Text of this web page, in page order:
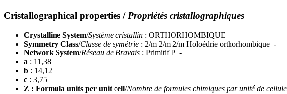
Cristallographical properties / Propriétés cristallographiques
Crystalline System/Système cristallin : ORTHORHOMBIQUE
Symmetry Class/Classe de symétrie : 2/m 2/m 2/m Holoédrie orthorhombique -
Network System/Réseau de Bravais : Primitif P -
a : 11,38
b : 14,12
c : 3,75
Z : Formula units per unit cell/Nombre de formules chimiques par unité de cellule